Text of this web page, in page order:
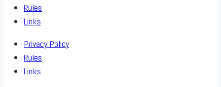
Rules
Links
Privacy Policy
Rules
Links